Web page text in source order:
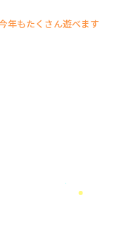
年もたくさん遊べます